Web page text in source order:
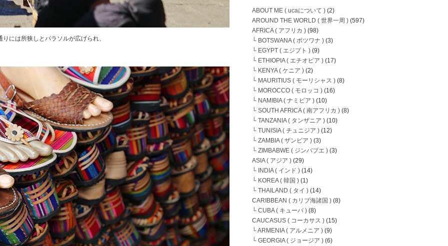
りには所狭しとパラソルが広げられ、
ABOUT ME ( ucaについて ) (2)
AROUND THE WORLD ( 世界一周 ) (597)
AFRICA ( アフリカ ) (98)
└ BOTSWANA ( ボツワナ ) (3)
└ EGYPT ( エジプト ) (9)
└ ETHIOPIA ( エチオピア ) (17)
└ KENYA ( ケニア ) (2)
└ MAURITIUS ( モーリシャス ) (8)
└ MOROCCO ( モロッコ ) (16)
└ NAMIBIA ( ナミビア ) (10)
└ SOUTH AFRICA ( 南アフリカ ) (8)
└ TANZANIA ( タンザニア ) (10)
└ TUNISIA ( チュニジア ) (12)
└ ZAMBIA ( ザンビア ) (3)
└ ZIMBABWE ( ジンバブエ ) (3)
ASIA ( アジア ) (29)
└ INDIA ( インド ) (14)
└ KOREA ( 韓国 ) (1)
└ THAILAND ( タイ ) (14)
CARIBBEAN ( カリブ海諸国 ) (8)
└ CUBA ( キューバ ) (8)
CAUCASUS ( コーカサス ) (15)
└ ARMENIA ( アルメニア ) (9)
└ GEORGIA ( ジョージア ) (6)